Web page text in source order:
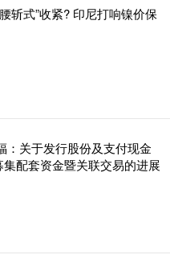
斩式”收紧? 印尼打响镍价保
：关于发行股份及支付现金
配套资金暨关联交易的进展